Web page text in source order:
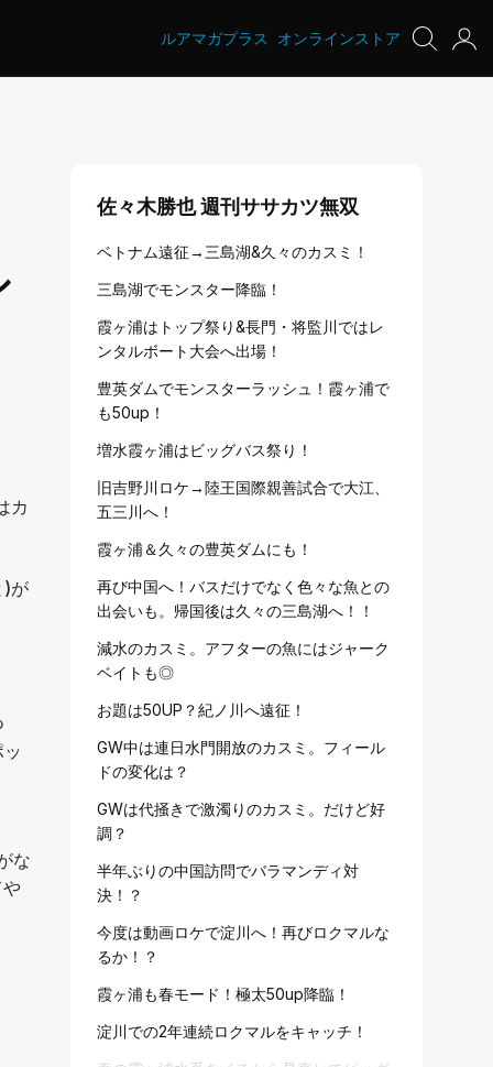
ルアマガプラス オンラインストア
カ
)が
な
佐々木勝也 週刊ササカツ無双
ベトナム遠征→三島湖&久々のカスミ！
三島湖でモンスター降臨！
霞ヶ浦はトップ祭り&長門・将監川ではレ
ンタルボート大会へ出場！
豊英ダムでモンスターラッシュ！霞ヶ浦で
も50up！
増水霞ヶ浦はビッグバス祭り！
旧吉野川ロケ→陸王国際親善試合で大江、
五三川へ！
霞ヶ浦＆久々の豊英ダムにも！
再び中国へ！バスだけでなく色々な魚との
出会いも。帰国後は久々の三島湖へ！！
減水のカスミ。アフターの魚にはジャーク
ベイトも◎
お題は50UP？紀ノ川へ遠征！
GW中は連日水門開放のカスミ。フィール
ドの変化は？
GWは代掻きで激濁りのカスミ。だけど好
調？
半年ぶりの中国訪問でバラマンディ対
決！？
今度は動画ロケで淀川へ！再びロクマルな
るか！？
霞ヶ浦も春モード！極太50up降臨！
淀川での2年連続ロクマルをキャッチ！